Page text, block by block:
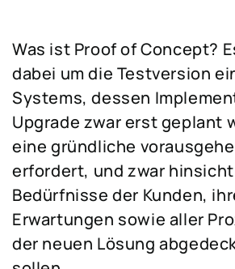
Was ist Proof of Concept?
dabei um die Testversion
Systems, dessen
Upgrade zwar erst geplant
eine gründliche
erfordert, und zwar
Bedürfnisse der Kunden,
Erwartungen sowie aller
der neuen Lösung